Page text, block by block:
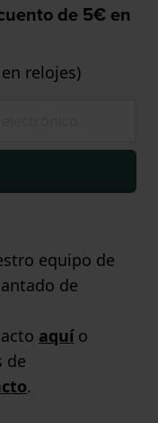
de 5€ en
relojes)
equipo de
de
aquío
de
.